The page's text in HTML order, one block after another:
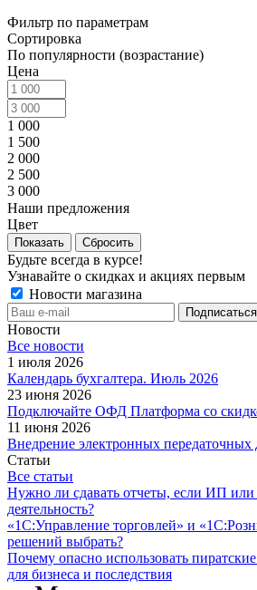
Фильтр по параметрам
Сортировка
По популярности (возрастание)
Цена
1 000
1 500
2 000
2 500
3 000
Наши предложения
Цвет
Сбросить
Будьте всегда в курсе!
Узнавайте о скидках и акциях первым
Новости магазина
Новости
Все новости
1 июля 2026
Календарь бухгалтера. Июль 2026
23 июня 2026
Подключайте ОФД Платформа со
11 июня 2026
Внедрение электронных
Статьи
Все статьи
Нужно ли сдавать отчеты, если ИП или
деятельность?
«1С:Управление торговлей» и
решений выбрать?
Почему опасно использовать
для бизнеса и последствия